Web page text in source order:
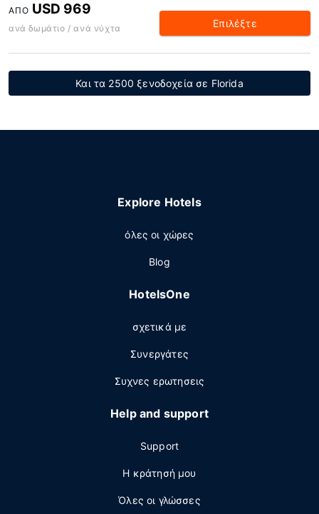
ΑΠΌ USD 969
ανά δωμάτιο / ανά νύχτα Επιλέξτε
Και τα 2500 ξενοδοχεία σε Florida
Explore Hotels
όλες οι χώρες
Blog
HotelsOne
σχετικά με
Συνεργάτες
Συχνες ερωτησεις
Help and support
Support
Η κράτησή μου
Όλες οι γλώσσες